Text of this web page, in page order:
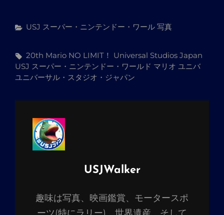
カ
リ
ー
USJ スーパー・ニンテンドー・ワール 写真
タ
グ,
20th Mario NO LIMIT！ Universal Studios Japan
USJ スーパー・ニンテンドー・ワールド マリオ ユニバ
ユニバーサル・スタジオ・ジャパン
投
者:
USJWalker
趣味は写真、映画鑑賞、モータースポ